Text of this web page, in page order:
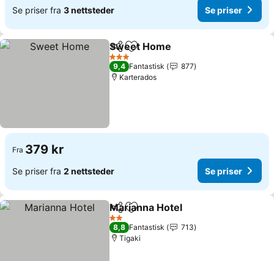
Se priser fra 3 nettsteder Se priser
Del Legg til i favoritter
Sweet Home
3 Stjerner
9,4 Fantastisk
877
Karterados
Fra 379 kr
Se priser fra 2 nettsteder Se priser
Del Legg til i favoritter
Marianna Hotel
2 Stjerner
8,8 Fantastisk
713
Tigaki